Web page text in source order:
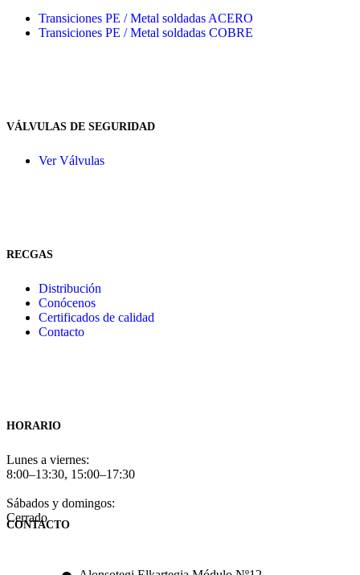
Transiciones PE / Metal soldadas ACERO
Transiciones PE / Metal soldadas COBRE
VÁLVULAS DE SEGURIDAD
Ver Válvulas
RECGAS
Distribución
Conócenos
Certificados de calidad
Contacto
HORARIO
Lunes a viernes:
8:00–13:30, 15:00–17:30
Sábados y domingos:
Cerrado
CONTACTO